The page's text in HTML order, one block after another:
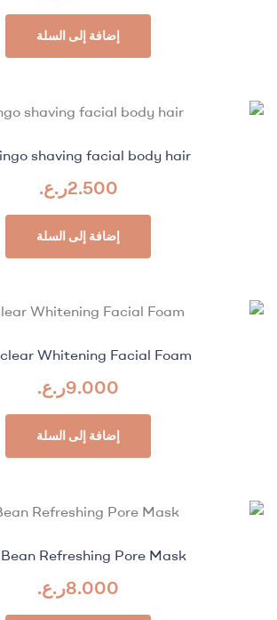
إضافة إلى السلة
shaving facial body hair
2.500ر.ع.
إضافة إلى السلة
Whitening Facial Foam
9.000ر.ع.
إضافة إلى السلة
Refreshing Pore Mask
8.000ر.ع.